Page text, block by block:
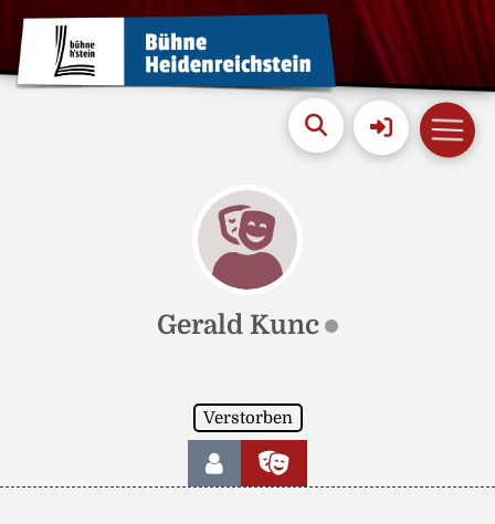
Gerald Kunc
Verstorben